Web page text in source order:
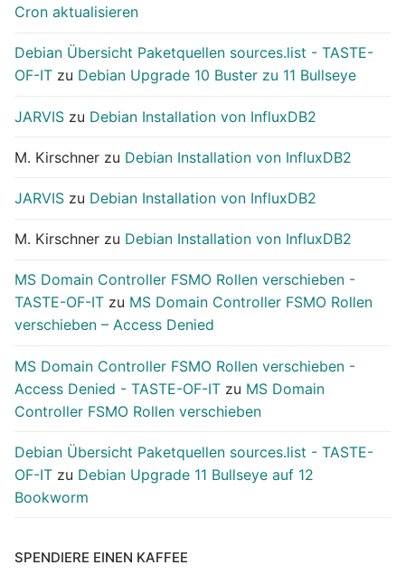
Cron aktualisieren
Debian Übersicht Paketquellen sources.list - TASTE-
OF-IT zu Debian Upgrade 10 Buster zu 11 Bullseye
JARVIS zu Debian Installation von InfluxDB2
M. Kirschner zu Debian Installation von InfluxDB2
JARVIS zu Debian Installation von InfluxDB2
M. Kirschner zu Debian Installation von InfluxDB2
MS Domain Controller FSMO Rollen verschieben -
TASTE-OF-IT zu MS Domain Controller FSMO Rollen
verschieben – Access Denied
MS Domain Controller FSMO Rollen verschieben -
Access Denied - TASTE-OF-IT zu MS Domain
Controller FSMO Rollen verschieben
Debian Übersicht Paketquellen sources.list - TASTE-
OF-IT zu Debian Upgrade 11 Bullseye auf 12
Bookworm
SPENDIERE EINEN KAFFEE